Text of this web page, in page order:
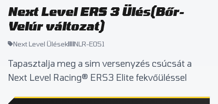
Next Level ERS 3 Ülés(Bőr-
Velúr változat)
Next Level Ülések NLR-E051
Tapasztalja meg a sim versenyzés csúcsát a
Next Level Racing® ERS3 Elite fekvőüléssel